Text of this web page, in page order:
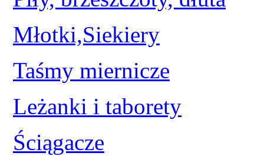
Młotki,Siekiery
Taśmy miernicze
Leżanki i taborety
Ściągacze